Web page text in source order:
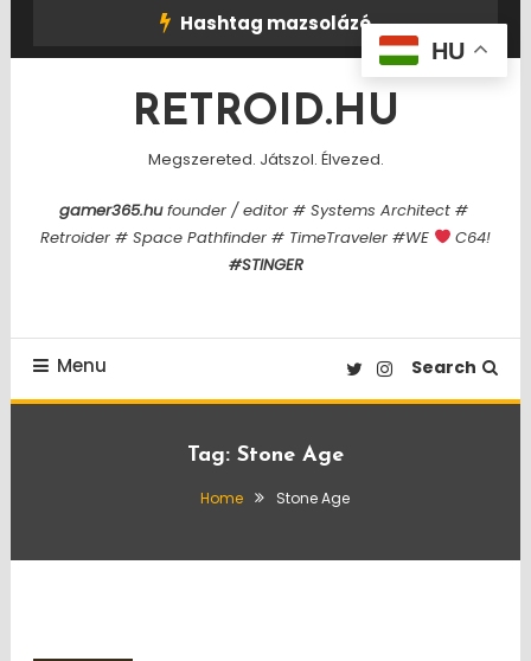
Hashtag mazsolázó
RETROID.HU
Megszereted. Játszol. Élvezed.
gamer365.hufounder / editor # Systems Architect #
Retroider # Space Pathfinder # TimeTraveler #WE
C64!
#STINGER
Menu Search
Tag: Stone Age
Home Stone Age
HU